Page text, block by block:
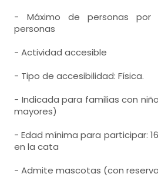
- Máximo de personas por
personas
- Actividad accesible
- Tipo de accesibilidad: Física.
- Indicada para familias con
mayores)
- Edad mínima para participar:
en la cata
- Admite mascotas (con